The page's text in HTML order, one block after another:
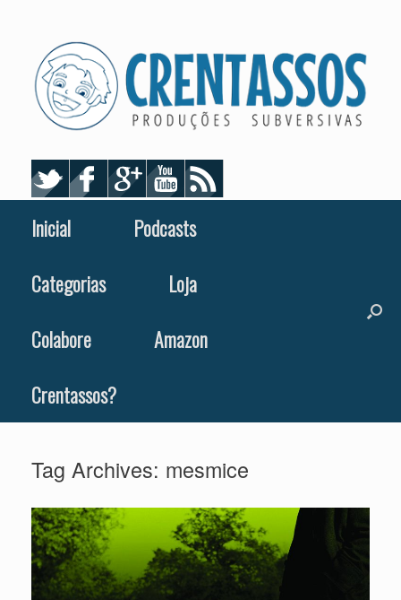
Inicial
Podcasts
Categorias
Loja
Colabore
Amazon
Crentassos?
Tag Archives: mesmice